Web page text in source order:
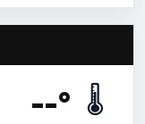
--° 🌡️